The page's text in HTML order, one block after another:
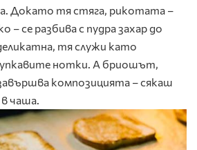
Докато тя стяга, рикотата –
– се разбива с пудра захар до
тя служи като
нотки. А бриошът,
композицията – сякаш
чаша.